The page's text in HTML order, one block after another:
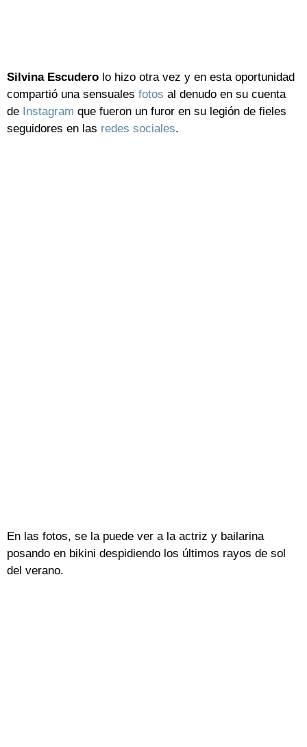
Silvina Escudero lo hizo otra vez y en esta oportunidad
compartió una sensuales fotos al denudo en su cuenta
de Instagram que fueron un furor en su legión de fieles
seguidores en las redes sociales.
En las fotos, se la puede ver a la actriz y bailarina
posando en bikini despidiendo los últimos rayos de sol
del verano.